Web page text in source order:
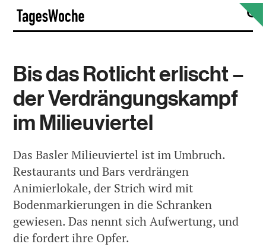
Skip
content
Bis das Rotlicht erlischt –
der Verdrängungskampf
im Milieuviertel
Das Basler Milieuviertel ist im Umbruch.
Restaurants und Bars verdrängen
Animierlokale, der Strich wird mit
Bodenmarkierungen in die Schranken
gewiesen. Das nennt sich Aufwertung, und
die fordert ihre Opfer.